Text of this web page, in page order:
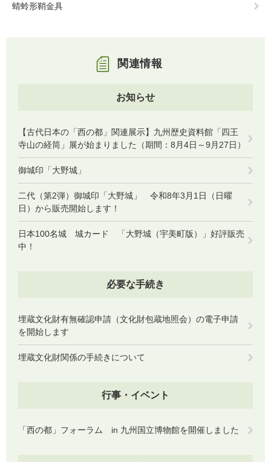
蜻蛉形鞘金具
関連情報
お知らせ
【古代日本の「西の都」関連展示】九州歴史資料館「四王
寺山の経筒」展が始まりました（期間：8月4日～9月27日）
御城印「大野城」
二代（第2弾）御城印「大野城」 令和8年3月1日（日曜
日）から販売開始します！
日本100名城 城カード 「大野城（宇美町版）」好評販売
中！
必要な手続き
埋蔵文化財有無確認申請（文化財包蔵地照会）の電子申請
を開始します
埋蔵文化財関係の手続きについて
行事・イベント
「西の都」フォーラム in 九州国立博物館を開催しました